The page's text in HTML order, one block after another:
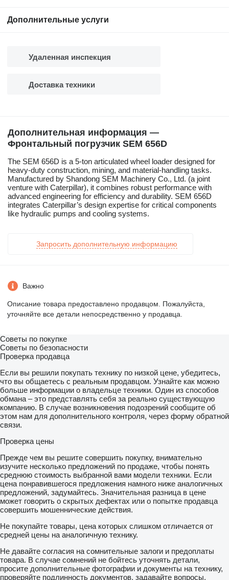
Дополнительные услуги
Удаленная инспекция
Доставка техники
Дополнительная информация —
Фронтальный погрузчик SEM 656D
The SEM 656D is a 5-ton articulated wheel loader designed for
heavy-duty construction, mining, and material-handling tasks.
Manufactured by Shandong SEM Machinery Co., Ltd. (a joint
venture with Caterpillar), it combines robust performance with
advanced engineering for efficiency and durability. SEM 656D
integrates Caterpillar’s design expertise for critical components
like hydraulic pumps and cooling systems.
Запросить дополнительную информацию
Важно
Описание товара предоставлено продавцом. Пожалуйста,
уточняйте все детали непосредственно у продавца.
Советы по покупке
Советы по безопасности
Проверка продавца
Если вы решили покупать технику по низкой цене, убедитесь,
что вы общаетесь с реальным продавцом. Узнайте как можно
больше информации о владельце техники. Один из способов
обмана – это представлять себя за реально существующую
компанию. В случае возникновения подозрений сообщите об
этом нам для дополнительного контроля, через форму обратной
связи.
Проверка цены
Прежде чем вы решите совершить покупку, внимательно
изучите несколько предложений по продаже, чтобы понять
среднюю стоимость выбранной вами модели техники. Если
цена понравившегося предложения намного ниже аналогичных
предложений, задумайтесь. Значительная разница в цене
может говорить о скрытых дефектах или о попытке продавца
совершить мошеннические действия.
Не покупайте товары, цена которых слишком отличается от
средней цены на аналогичную технику.
Не давайте согласия на сомнительные залоги и предоплаты
товара. В случае сомнений не бойтесь уточнять детали,
просите дополнительные фотографии и документы на технику,
проверяйте подлинность документов, задавайте вопросы.